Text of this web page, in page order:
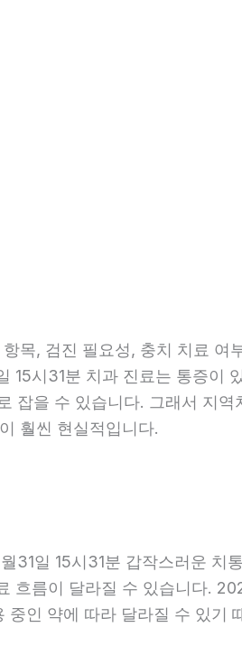
목, 검진 필요성, 충치 치료 여
시31분 치과 진료는 통증이
잡을 수 있습니다. 그래서 지역
훨씬 현실적입니다.
일 15시31분 갑작스러운 치
흐름이 달라질 수 있습니다.
인 약에 따라 달라질 수 있기